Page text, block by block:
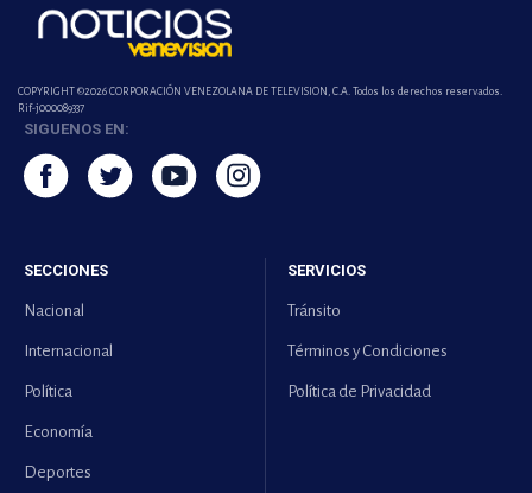
COPYRIGHT ©2026 CORPORACIÓN VENEZOLANA DE TELEVISION, C.A. Todos los derechos reservados.
Rif-j000089337
SIGUENOS EN:
SECCIONES
Nacional
Internacional
Política
Economía
Deportes
SERVICIOS
Tránsito
Términos y Condiciones
Política de Privacidad